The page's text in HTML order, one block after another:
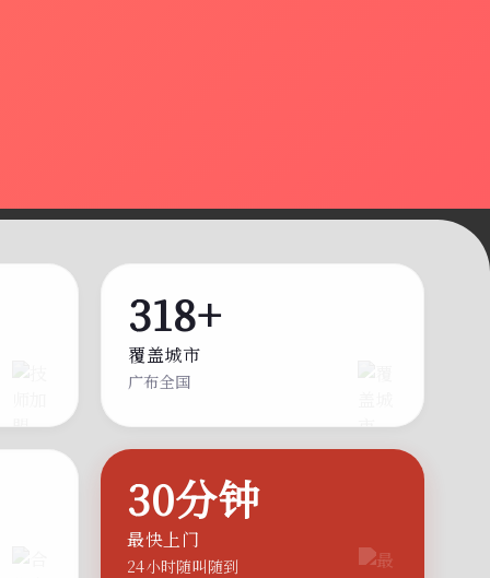
318+
覆盖城市
广布全国
30分钟
最快上门
24小时随叫随到